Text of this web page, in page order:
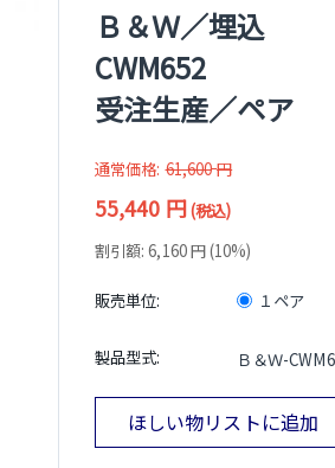
Ｂ＆Ｗ／埋込
CWM652
受注生産／ペア
通常価格: 61,600 円
55,440 円(税込)
割引額:6,160円(10%)
販売単位: １ペア
製品型式: Ｂ＆Ｗ-
ほしい物リストに追加